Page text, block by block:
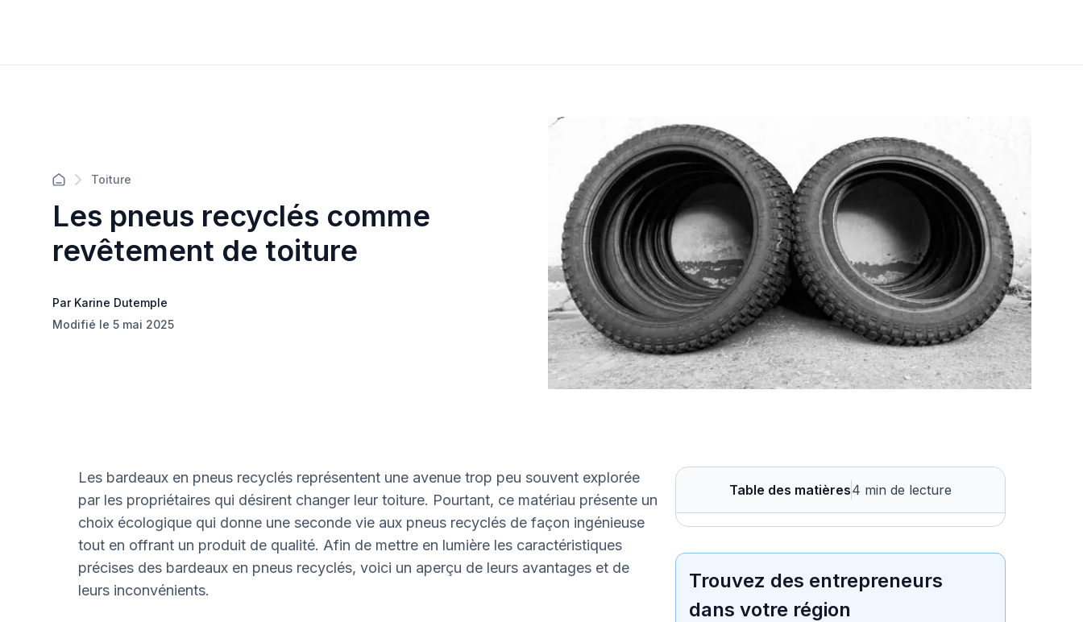
Toiture
Les pneus recyclés comme
revêtement de toiture
Par Karine Dutemple
Modifié le 5 mai 2025
Les bardeaux en pneus recyclés représentent une avenue trop peu souvent explorée
par les propriétaires qui désirent changer leur toiture. Pourtant, ce matériau présente un
choix écologique qui donne une seconde vie aux pneus recyclés de façon ingénieuse
tout en offrant un produit de qualité. Afin de mettre en lumière les caractéristiques
précises des bardeaux en pneus recyclés, voici un aperçu de leurs avantages et de
leurs inconvénients.
Table des matières4 min de lecture
Trouvez des entrepreneurs
dans votre région